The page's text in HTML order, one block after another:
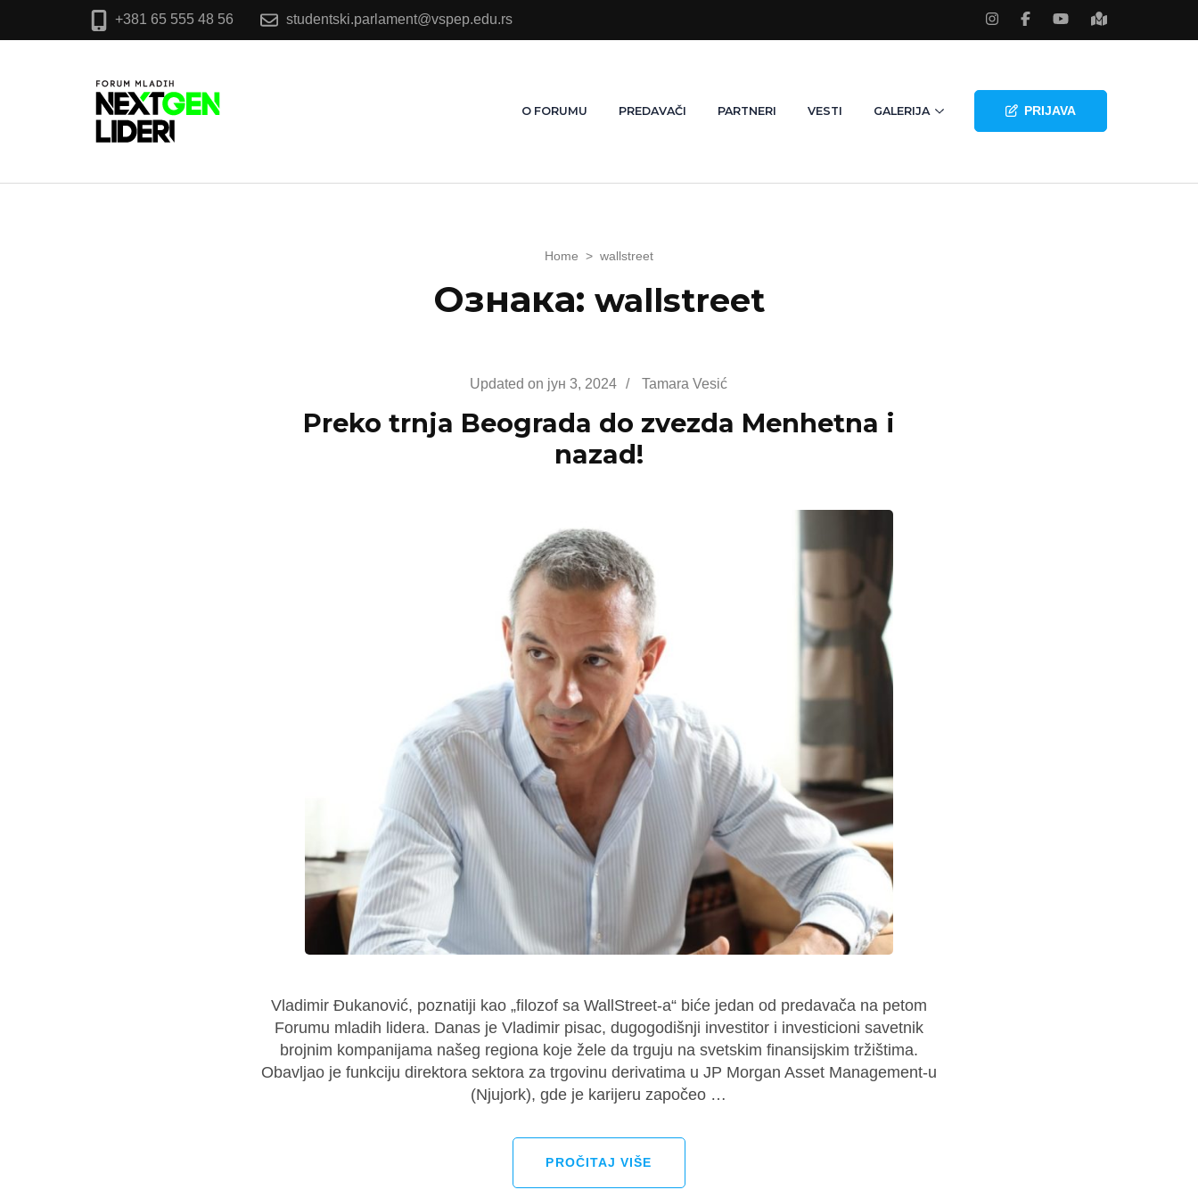
+381 65 555 48 56 studentski.parlament@vspep.edu.rs
PRIJAVA
O FORUMU PREDAVAČI PARTNERI VESTI GALERIJA
Home > wallstreet
Ознака: wallstreet
Updated on јун 3, 2024 / Tamara Vesić
Preko trnja Beograda do zvezda Menhetna i
nazad!
Vladimir Đukanović, poznatiji kao „filozof sa WallStreet-a“ biće jedan od predavača na petom
Forumu mladih lidera. Danas je Vladimir pisac, dugogodišnji investitor i investicioni savetnik
brojnim kompanijama našeg regiona koje žele da trguju na svetskim finansijskim tržištima.
Obavljao je funkciju direktora sektora za trgovinu derivatima u JP Morgan Asset Management-u
(Njujork), gde je karijeru započeo …
PROČITAJ VIŠE